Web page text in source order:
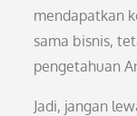
mendapatkan
sama bisnis,
pengetahuan
Jadi, jangan